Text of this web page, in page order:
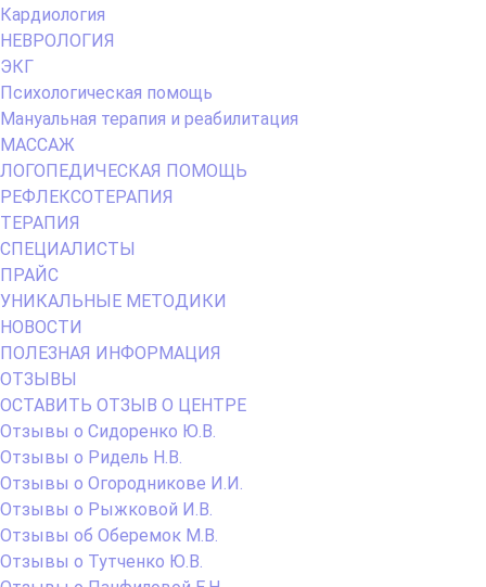
Кардиология
НЕВРОЛОГИЯ
ЭКГ
Психологическая помощь
Мануальная терапия и реабилитация
МАССАЖ
ЛОГОПЕДИЧЕСКАЯ ПОМОЩЬ
РЕФЛЕКСОТЕРАПИЯ
ТЕРАПИЯ
СПЕЦИАЛИСТЫ
ПРАЙС
УНИКАЛЬНЫЕ МЕТОДИКИ
НОВОСТИ
ПОЛЕЗНАЯ ИНФОРМАЦИЯ
ОТЗЫВЫ
ОСТАВИТЬ ОТЗЫВ О ЦЕНТРЕ
Отзывы о Сидоренко Ю.В.
Отзывы о Ридель Н.В.
Отзывы о Огородникове И.И.
Отзывы о Рыжковой И.В.
Отзывы об Оберемок М.В.
Отзывы о Тутченко Ю.В.